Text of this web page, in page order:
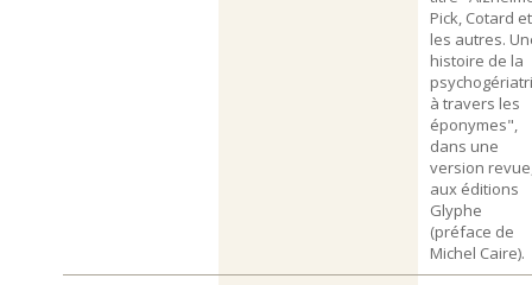
Pick, Cotard et
les autres.
histoire de la
à travers les
éponymes",
dans une
version
aux éditions
Glyphe
(préface de
Michel Caire).